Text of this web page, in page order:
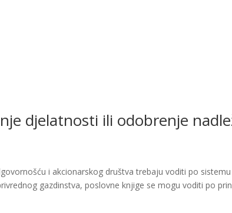
djelatnosti ili odobrenje
i akcionarskog društva trebaju voditi po
gazdinstva, poslovne knjige se mogu voditi po